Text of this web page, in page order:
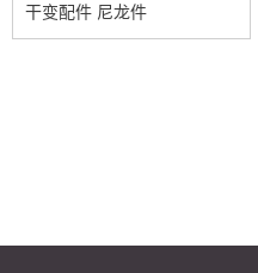
干变配件 尼龙件